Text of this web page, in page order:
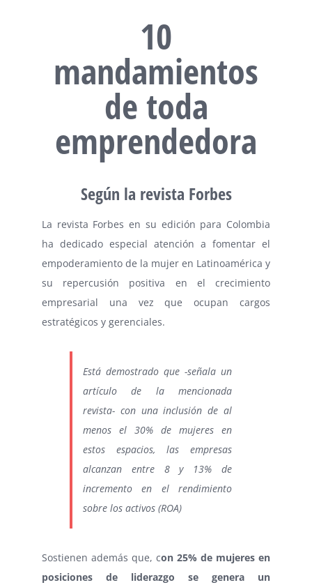
10
mandamientos
de toda
emprendedora
Según la revista Forbes
La revista Forbes en su edición para Colombia
ha dedicado especial atención a fomentar el
empoderamiento de la mujer en Latinoamérica y
su repercusión positiva en el crecimiento
empresarial una vez que ocupan cargos
estratégicos y gerenciales.
Está demostrado que -señala un
artículo de la mencionada
revista- con una inclusión de al
menos el 30% de mujeres en
estos espacios, las empresas
alcanzan entre 8 y 13% de
incremento en el rendimiento
sobre los activos (ROA)
Sostienen además que, con 25% de mujeres en
posiciones de liderazgo se genera un